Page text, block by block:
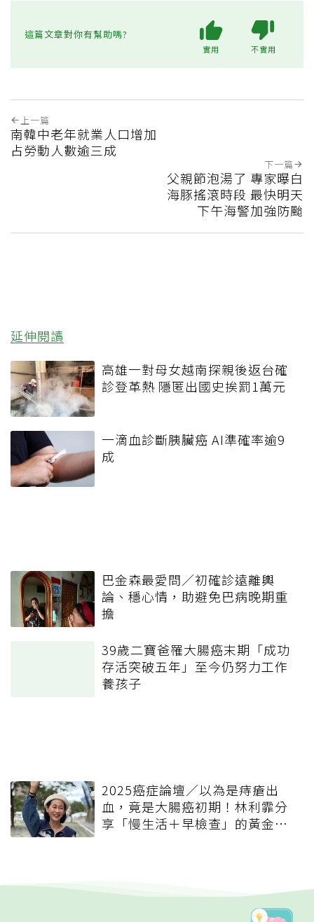
這篇文章對你有幫助嗎?
實用 不實用
上一篇
南韓中老年就業人口增加
占勞動人數逾三成
下一篇
父親節泡湯了 專家曝白
海豚搖滾時段 最快明天
下午海警加強防颱
延伸閱讀
高雄一對母女越南探親後返台確
診登革熱 隱匿出國史挨罰1萬元
一滴血診斷胰臟癌 AI準確率逾9
成
巴金森最愛問／初確診遠離輿
論、穩心情，助避免巴病晚期重
擔
39歲二寶爸罹大腸癌末期「成功
存活突破五年」至今仍努力工作
養孩子
2025癌症論壇／以為是痔瘡出
血，竟是大腸癌初期！林利霏分
享「慢生活＋早檢查」的黃金保